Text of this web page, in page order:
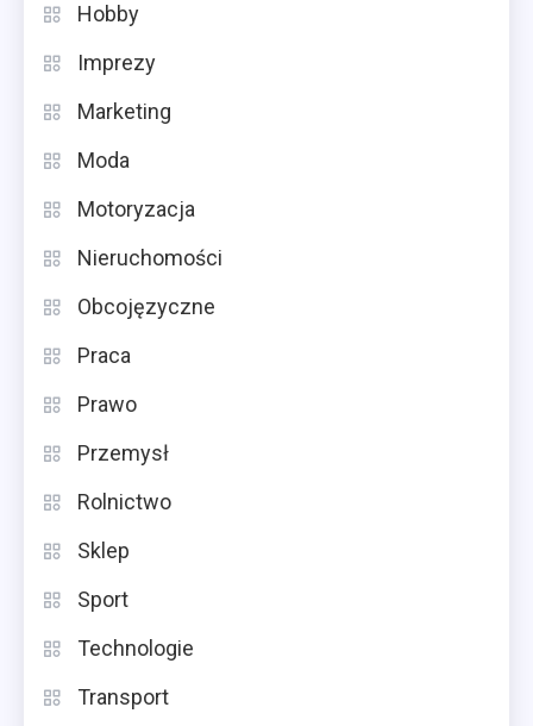
Hobby
Imprezy
Marketing
Moda
Motoryzacja
Nieruchomości
Obcojęzyczne
Praca
Prawo
Przemysł
Rolnictwo
Sklep
Sport
Technologie
Transport